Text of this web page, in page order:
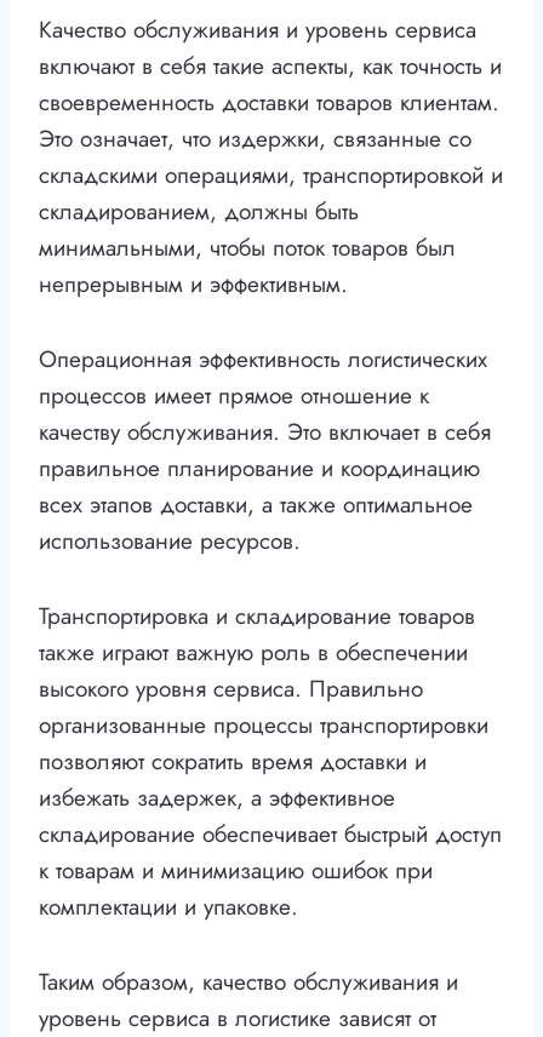
Качество обслуживания и уровень сервиса
включают в себя такие аспекты, как точность и
своевременность доставки товаров клиентам.
Это означает, что издержки, связанные со
складскими операциями, транспортировкой и
складированием, должны быть
минимальными, чтобы поток товаров был
непрерывным и эффективным.
Операционная эффективность логистических
процессов имеет прямое отношение к
качеству обслуживания. Это включает в себя
правильное планирование и координацию
всех этапов доставки, а также оптимальное
использование ресурсов.
Транспортировка и складирование товаров
также играют важную роль в обеспечении
высокого уровня сервиса. Правильно
организованные процессы транспортировки
позволяют сократить время доставки и
избежать задержек, а эффективное
складирование обеспечивает быстрый доступ
к товарам и минимизацию ошибок при
комплектации и упаковке.
Таким образом, качество обслуживания и
уровень сервиса в логистике зависят от